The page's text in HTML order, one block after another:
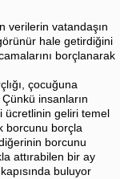
verilerin vatandaşın
hale getirdiğini
borçlanarak
çocuğuna
Çünkü insanların
ücretlinin geliri temel
borcunu borçla
borcunu
attırabilen bir ay
buluyor